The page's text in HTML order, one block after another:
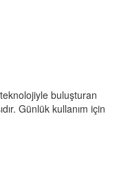
buluşturan
Günlük kullanım için